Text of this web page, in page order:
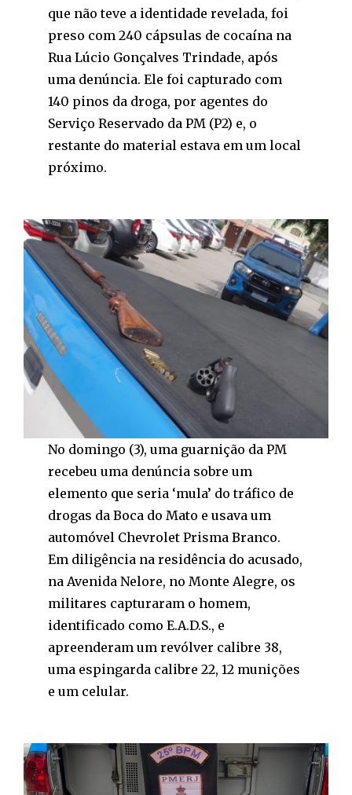
que não teve a identidade revelada, foi
preso com 240 cápsulas de cocaína na
Rua Lúcio Gonçalves Trindade, após
uma denúncia. Ele foi capturado com
140 pinos da droga, por agentes do
Serviço Reservado da PM (P2) e, o
restante do material estava em um local
próximo.
No domingo (3), uma guarnição da PM
recebeu uma denúncia sobre um
elemento que seria ‘mula’ do tráfico de
drogas da Boca do Mato e usava um
automóvel Chevrolet Prisma Branco.
Em diligência na residência do acusado,
na Avenida Nelore, no Monte Alegre, os
militares capturaram o homem,
identificado como E.A.D.S., e
apreenderam um revólver calibre 38,
uma espingarda calibre 22, 12 munições
e um celular.